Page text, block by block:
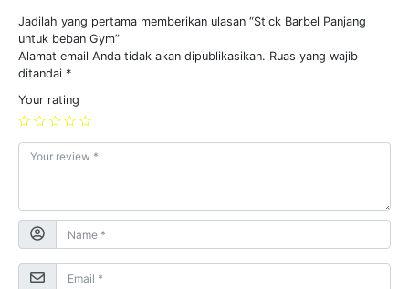
Jadilah yang pertama memberikan ulasan “Stick Barbel Panjang
untuk beban Gym”
Alamat email Anda tidak akan dipublikasikan. Ruas yang wajib
ditandai *
Your rating